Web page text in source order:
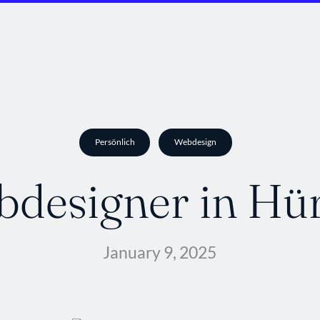
Persönlich Webdesign
in
January 9, 2025